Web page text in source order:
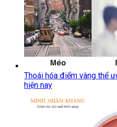
Thoái hóa điểm vàng thể
hiện nay